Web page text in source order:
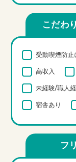
こだわ
受動喫煙防止
高収入
未経験/職人
宿舎あり
フ